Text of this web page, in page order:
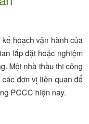
hoạch vận hành của
lắp đặt hoặc nghiệm
Một nhà thầu thi công
đơn vị liên quan để
PCCC hiện nay.